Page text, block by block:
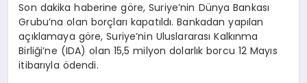
DIĞER
Son dakika haberine göre, Suriye’nin Dünya Bankası
Grubu’na olan borçları kapatıldı. Bankadan yapılan
açıklamaya göre, Suriye’nin Uluslararası Kalkınma
Birliği’ne (IDA) olan 15,5 milyon dolarlık borcu 12 Mayıs
itibarıyla ödendi.